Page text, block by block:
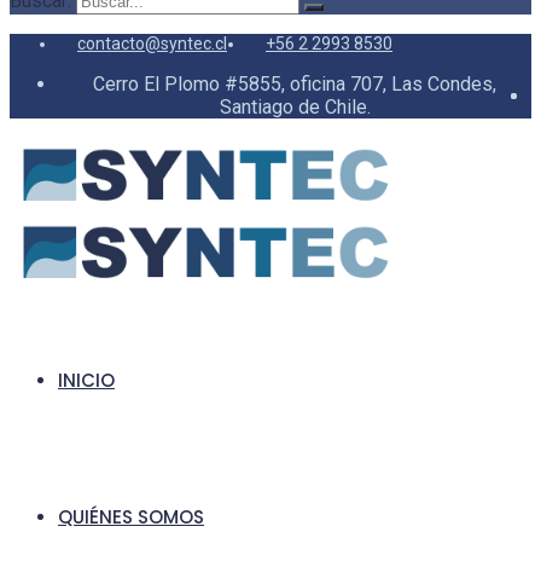
contacto@syntec.cl +56 2 2993 8530
Cerro El Plomo #5855, oficina 707, Las Condes,
Santiago de Chile.
INICIO
QUIÉNES SOMOS